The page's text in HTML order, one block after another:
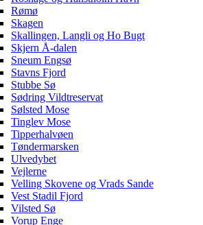
Rømø
Skagen
Skallingen, Langli og Ho Bugt
Skjern Å-dalen
Sneum Engsø
Stavns Fjord
Stubbe Sø
Sødring Vildtreservat
Sølsted Mose
Tinglev Mose
Tipperhalvøen
Tøndermarsken
Ulvedybet
Vejlerne
Velling Skovene og Vrads Sande
Vest Stadil Fjord
Vilsted Sø
Vorup Enge